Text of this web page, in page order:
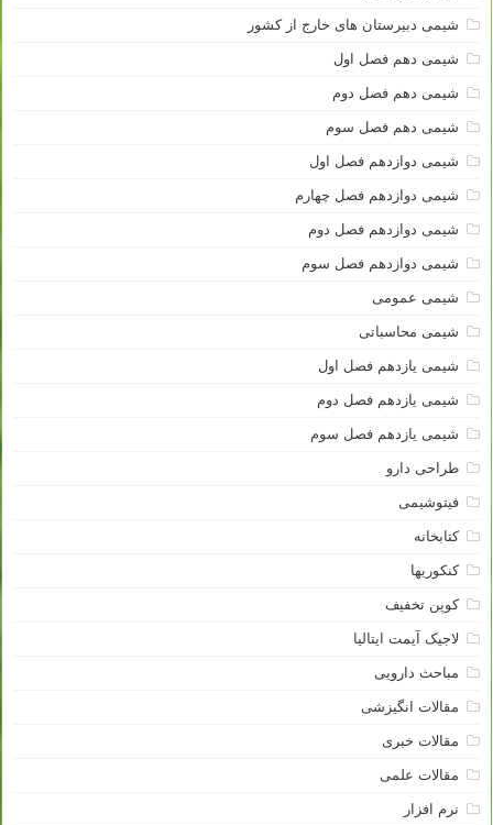
شیمی دبیرستان های خارج از کشور
شیمی دهم فصل اول
شیمی دهم فصل دوم
شیمی دهم فصل سوم
شیمی دوازدهم فصل اول
شیمی دوازدهم فصل چهارم
شیمی دوازدهم فصل دوم
شیمی دوازدهم فصل سوم
شیمی عمومی
شیمی محاسباتی
شیمی یازدهم فصل اول
شیمی یازدهم فصل دوم
شیمی یازدهم فصل سوم
طراحی دارو
فیتوشیمی
کتابخانه
کنکوریها
کوپن تخفیف
لاجیک آیمت ایتالیا
مباحث دارویی
مقالات انگیزشی
مقالات خبری
مقالات علمی
نرم افزار